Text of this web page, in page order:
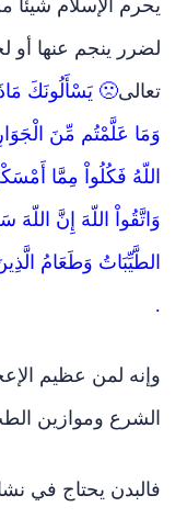
يحرم الإسلام شيئاً
لضرر ينجم عنها
تعالى🙁 يَسْأَلُونَكَ
وَمَا عَلَّمْتُم مِّنَ
اللّهُ فَكُلُواْ مِمَّا
وَاتَّقُواْ اللّهَ إِنَّ
الطَّيِّبَاتُ وَطَعَامُ
.
وإنه لمن عظيم
الشرع وموازين
فالبدن يحتاج في